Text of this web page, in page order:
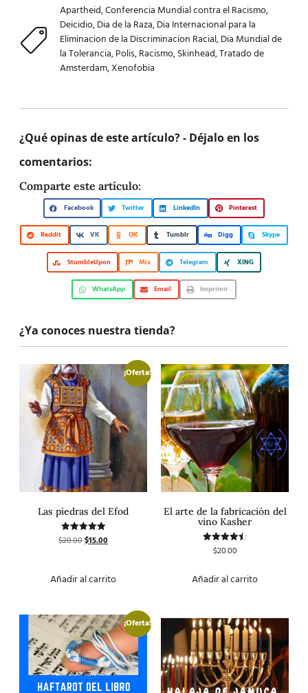
Apartheid,Conferencia Mundial contra el Racismo,
Deicidio,Dia de la Raza,Dia Internacional para la
Eliminacion de la Discriminacion Racial,Dia Mundial de
la Tolerancia,Polis,Racismo,Skinhead,Tratado de
Amsterdam,Xenofobia
¿Qué opinas de este artículo? - Déjalo en los
comentarios:
Comparte este artículo:
Facebook Twitter LinkedIn Pinterest
Reddit VK OK Tumblr Digg Skype
StumbleUpon Mix Telegram XING
WhatsApp Email Imprimir
¿Ya conoces nuestra tienda?
¡Oferta!
Las piedras del Efod
Valorado
con
$20.00$15.00
Añadir al carrito
El arte de la fabricación del
vino Kasher
Valorado
$20.00
Añadir al carrito
¡Oferta!